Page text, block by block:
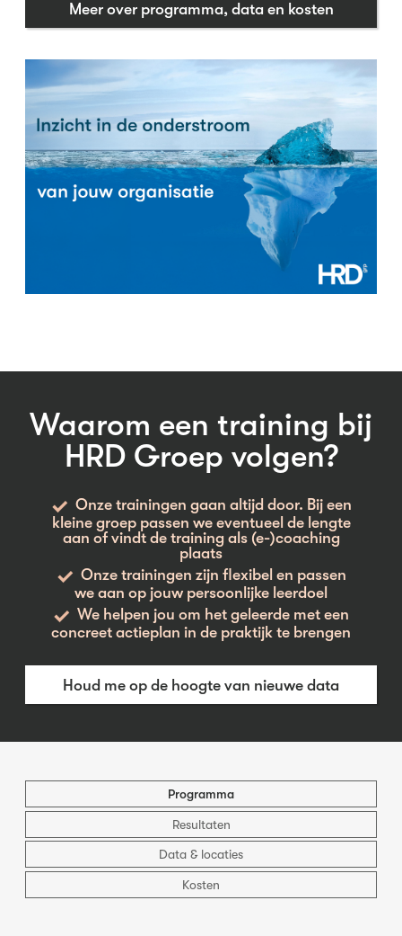
Meer over programma, data en kosten
Waarom een training bij
HRD Groep volgen?
Onze trainingen gaan altijd door. Bij een
kleine groep passen we eventueel de lengte
aan of vindt de training als (e-)coaching
plaats
Onze trainingen zijn flexibel en passen
we aan op jouw persoonlijke leerdoel
We helpen jou om het geleerde met een
concreet actieplan in de praktijk te brengen
Houd me op de hoogte van nieuwe data
Programma
Resultaten
Data & locaties
Kosten